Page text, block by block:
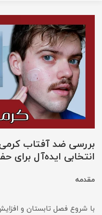
بررسی ضد آفتاب
انتخابی ایده‌آل برای
مقدمه
با شروع فصل تابستان و